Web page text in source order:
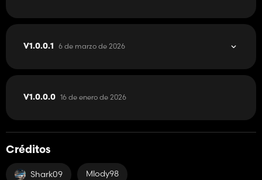
V1.0.0.1 6 de marzo de 2026
V1.0.0.0 16 de enero de 2026
Créditos
Shark09 Mlody98